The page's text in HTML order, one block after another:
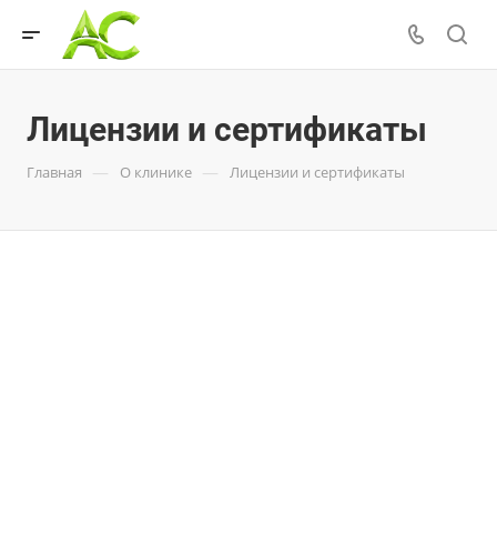
Лицензии и сертификаты
Главная — О клинике — Лицензии и сертификаты